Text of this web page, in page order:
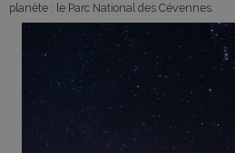
planète : le Parc National des Cévennes.